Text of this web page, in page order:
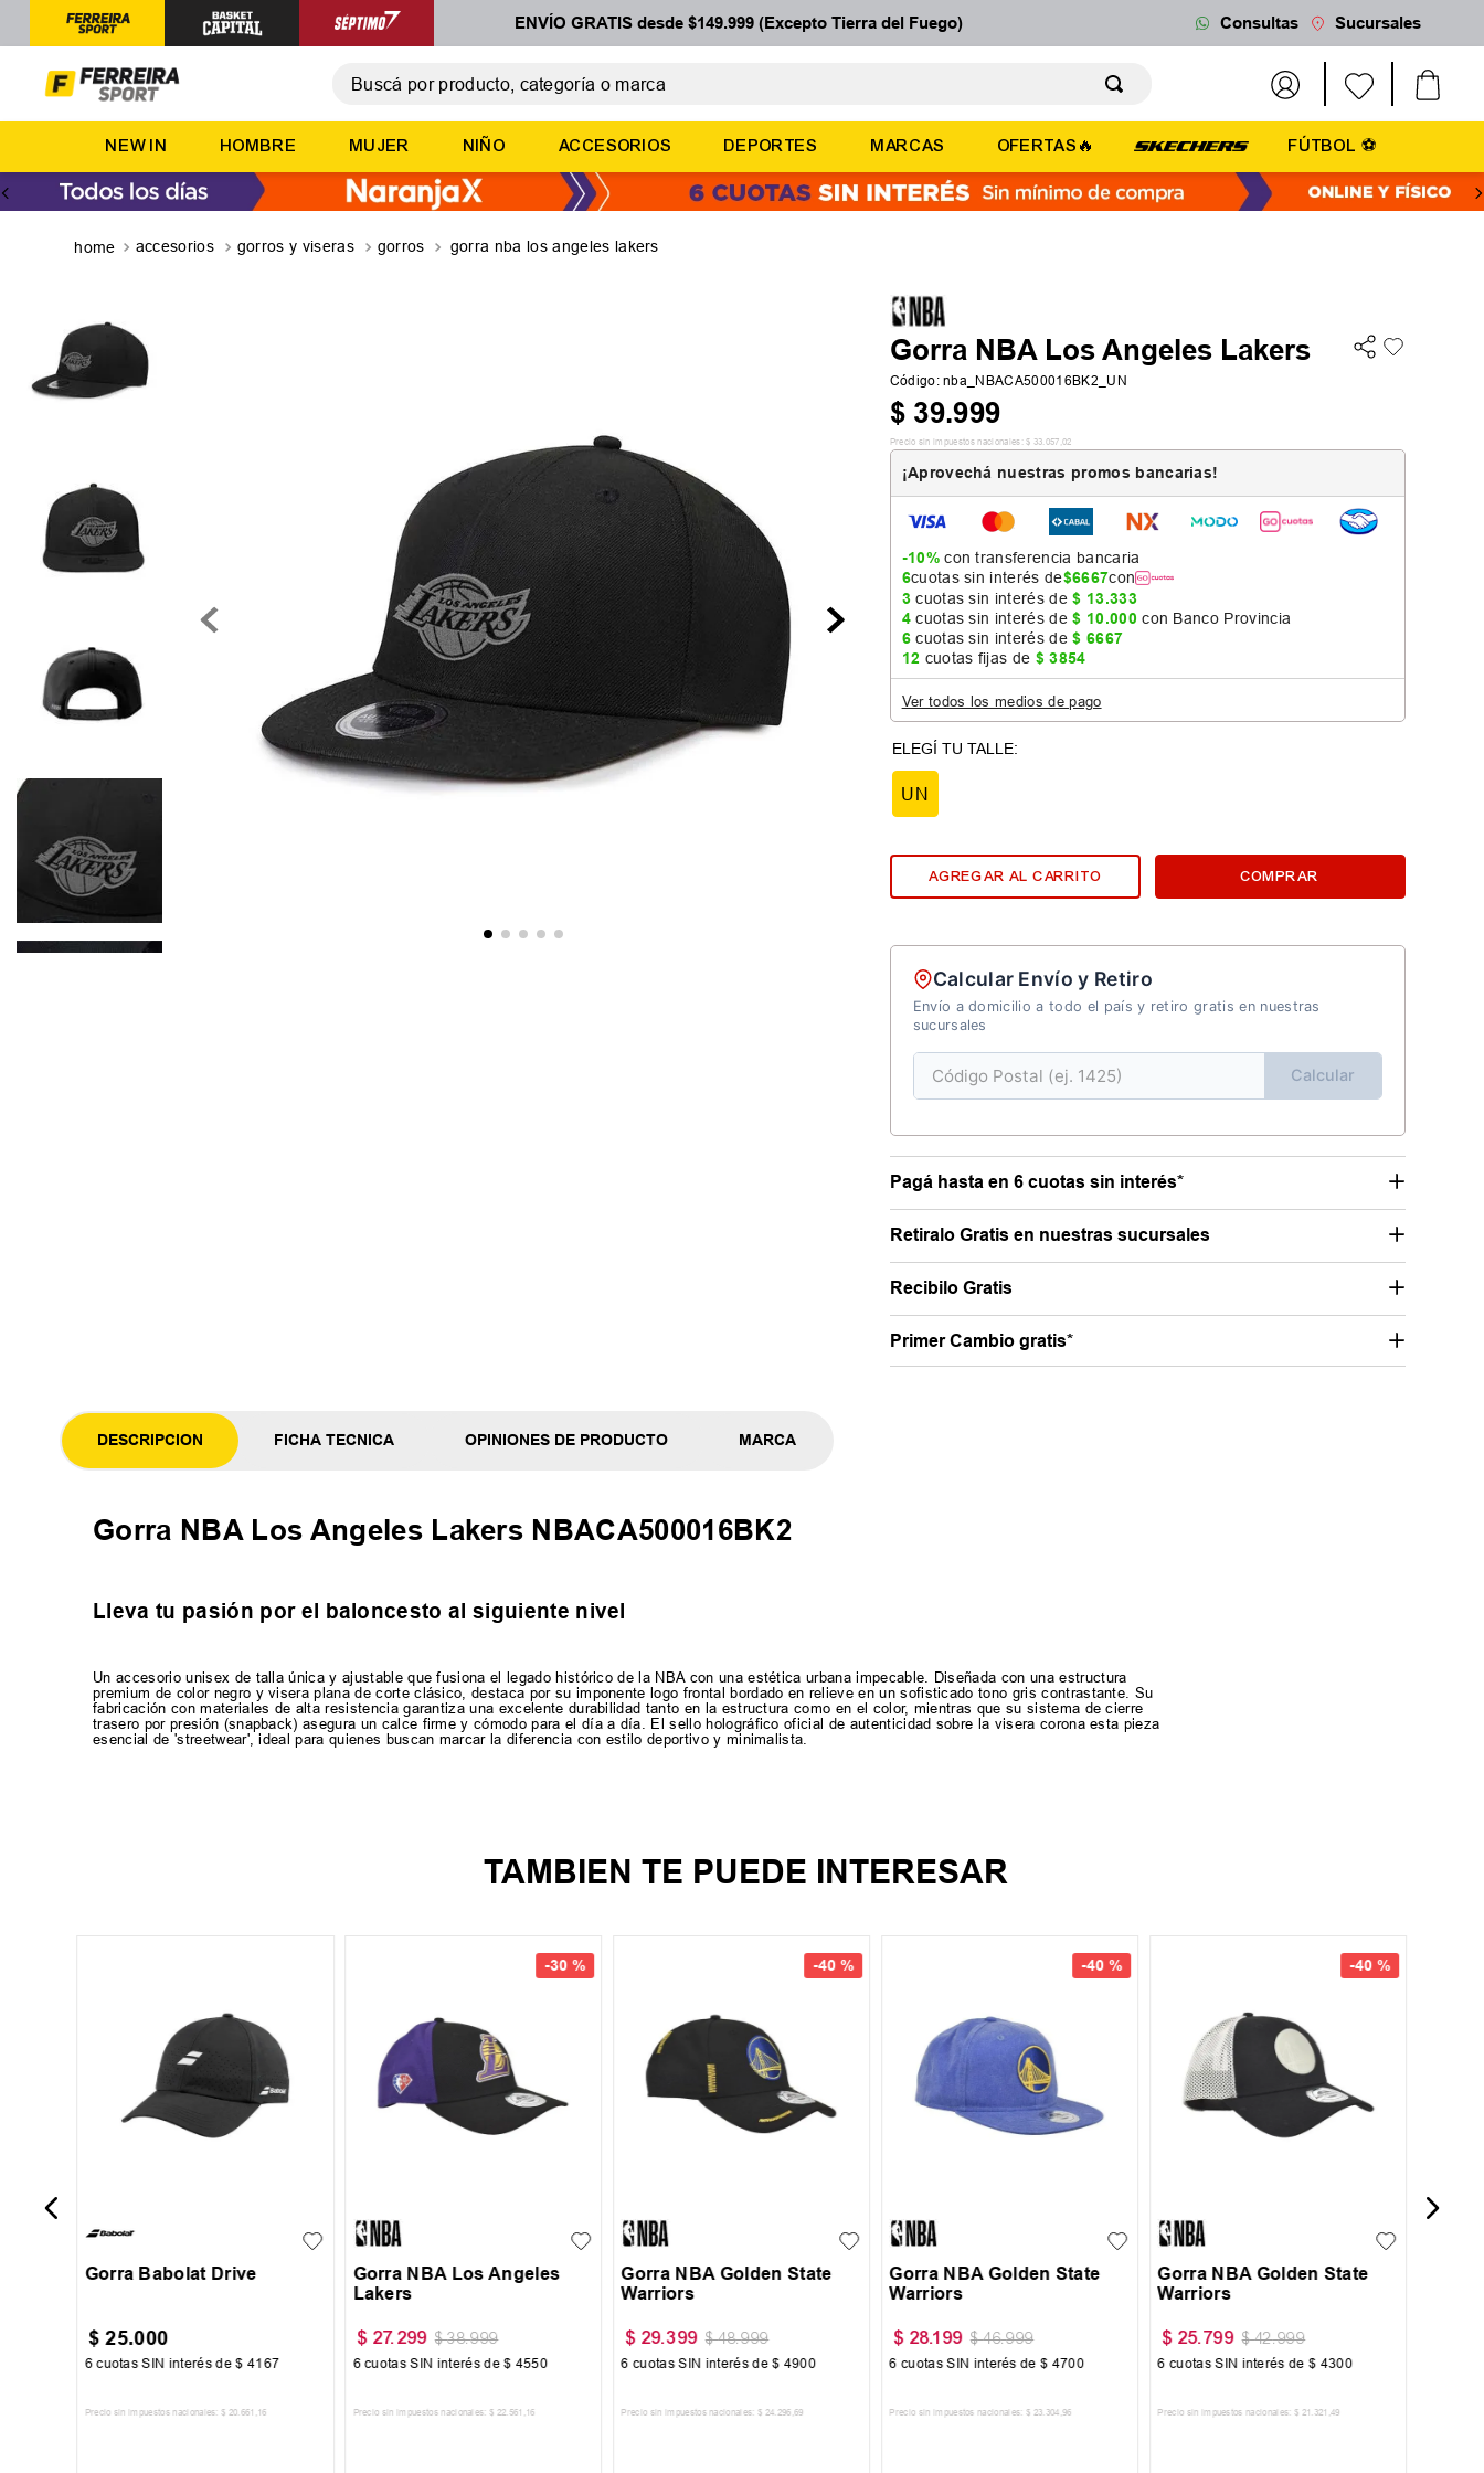
ENVÍO GRATIS desde $149.999 (Excepto Tierra del Fuego) Consultas Sucursales
TÉRMINOS MÁS BUSCADOS
2
zapatillas
3.
basquet
NEW IN HOMBRE MUJER NIÑO ACCESORIOS DEPORTES MARCAS OFERTAS🔥 FÚTBOL ⚽
accesorios gorros y viseras gorros gorra nba los angeles lakers
Gorra NBA Los Angeles Lakers
Código:nba_NBACA500016BK2_UN
$ 39.999
Precio sin impuestos nacionales: $ 33.057 ,02
¡Aprovechá nuestras promos bancarias!
-10%con transferencia bancaria
6cuotas sin interés de$6667con
3cuotas sin interés de$ 13.333
4cuotas sin interés de$ 10.000 con Banco Provincia
6cuotas sin interés de$ 6667
12 cuotas fijas de $ 3854
Ver todos los medios de pago
UN
AGREGAR AL CARRITO COMPRAR
Calcular Envío y Retiro
Envío a domicilio a todo el país y retiro gratis en nuestras
sucursales
Calcular
Pagá hasta en 6 cuotas sin interés*
Retiralo Gratis en nuestras sucursales
Recibilo Gratis
Primer Cambio gratis*
DESCRIPCION FICHA TECNICA OPINIONES DE PRODUCTO MARCA
Gorra NBA Los Angeles Lakers NBACA500016BK2
Lleva tu pasión por el baloncesto al siguiente nivel
Un accesorio unisex de talla única y ajustable que fusiona el legado histórico de la NBA con una estética urbana impecable. Diseñada con una estructura
premium de color negro y visera plana de corte clásico, destaca por su imponente logo frontal bordado en relieve en un sofisticado tono gris contrastante. Su
fabricación con materiales de alta resistencia garantiza una excelente durabilidad tanto en la estructura como en el color, mientras que su sistema de cierre
trasero por presión (snapback) asegura un calce firme y cómodo para el día a día. El sello holográfico oficial de autenticidad sobre la visera corona esta pieza
esencial de 'streetwear', ideal para quienes buscan marcar la diferencia con estilo deportivo y minimalista.
TAMBIEN TE PUEDE INTERESAR
Gorra Babolat Drive
$ 25.000
6 cuotas SIN interés de$ 4167
Precio sin impuestos nacionales: $ 20.661 ,16
-30 %
Gorra NBA Los Angeles
Lakers
$ 27.299 $ 38.999
6 cuotas SIN interés de$ 4550
Precio sin impuestos nacionales: $ 22.561 ,16
-40 %
Gorra NBA Golden State
Warriors
$ 29.399 $ 48.999
6 cuotas SIN interés de$ 4900
Precio sin impuestos nacionales: $ 24.296 ,69
-40 %
Gorra NBA Golden State
Warriors
$ 28.199 $ 46.999
6 cuotas SIN interés de$ 4700
Precio sin impuestos nacionales: $ 23.304 ,96
-40 %
Gorra NBA Golden State
Warriors
$ 25.799 $ 42.999
6 cuotas SIN interés de$ 4300
Precio sin impuestos nacionales: $ 21 .321 ,49